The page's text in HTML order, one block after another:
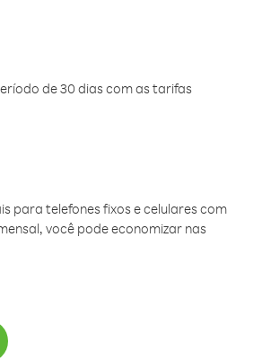
de 30 dias com as tarifas
para telefones fixos e celulares com
você pode economizar nas